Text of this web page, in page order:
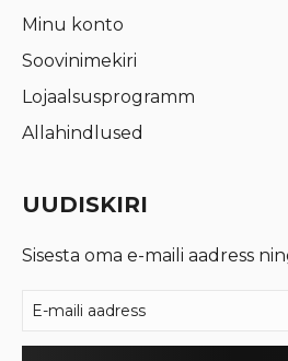
Minu konto
Soovinimekiri
Lojaalsusprogramm
Allahindlused
UUDISKIRI
Sisesta oma e-maili aadress